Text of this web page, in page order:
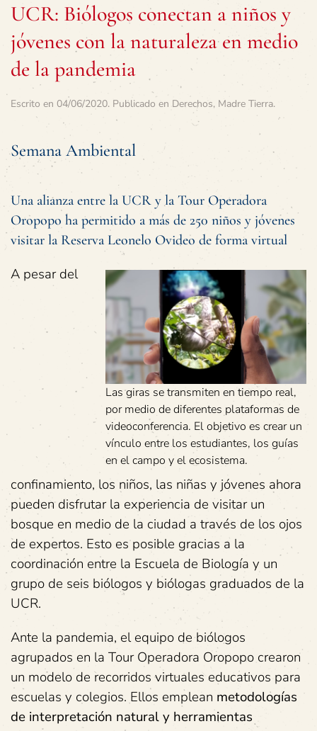
UCR: Biólogos conectan a niños y
jóvenes con la naturaleza en medio
de la pandemia
Escrito en 04/06/2020. Publicado en Derechos, Madre Tierra.
Semana Ambiental
Una alianza entre la UCR y la Tour Operadora
Oropopo ha permitido a más de 250 niños y jóvenes
visitar la Reserva Leonelo Ovideo de forma virtual
Las giras se transmiten en tiempo real,
por medio de diferentes plataformas de
videoconferencia. El objetivo es crear un
vínculo entre los estudiantes, los guías
en el campo y el ecosistema.
A pesar del
confinamiento, los niños, las niñas y jóvenes ahora
pueden disfrutar la experiencia de visitar un
bosque en medio de la ciudad a través de los ojos
de expertos. Esto es posible gracias a la
coordinación entre la Escuela de Biología y un
grupo de seis biólogos y biólogas graduados de la
UCR.
Ante la pandemia, el equipo de biólogos
agrupados en la Tour Operadora Oropopo crearon
un modelo de recorridos virtuales educativos para
escuelas y colegios. Ellos emplean metodologías
de interpretación natural y herramientas